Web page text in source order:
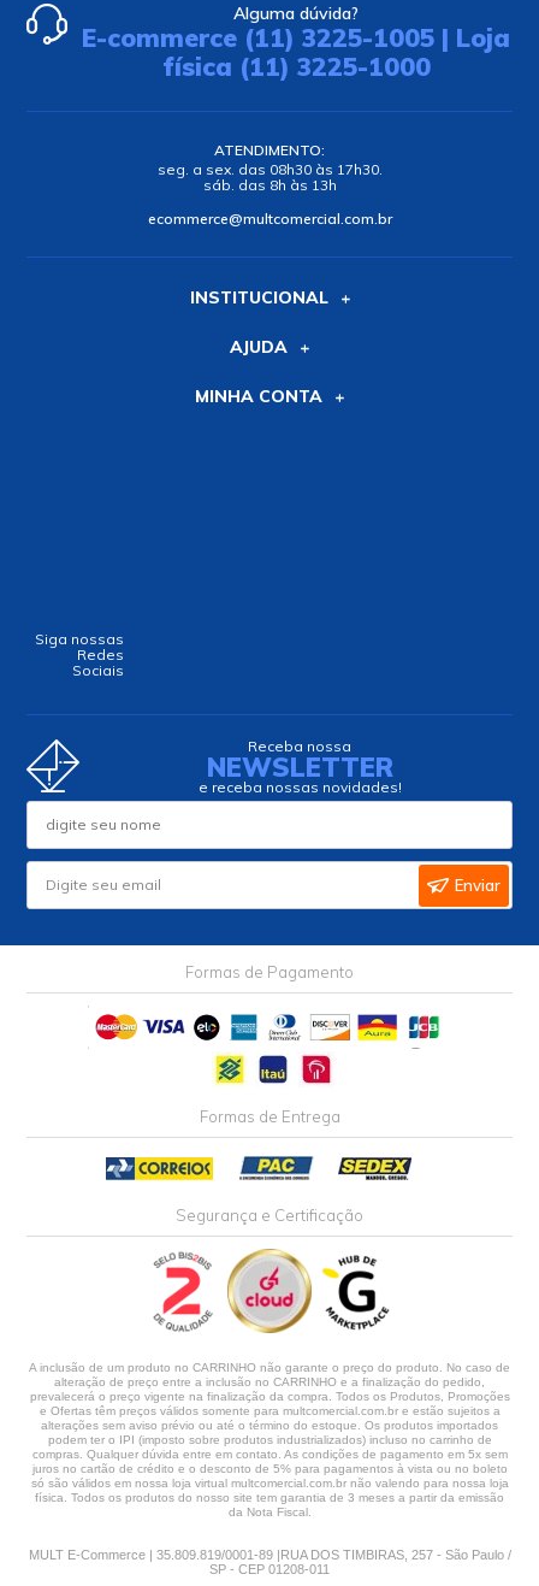
Alguma dúvida?
E-commerce (11) 3225-1005 | Loja
física (11) 3225-1000
ATENDIMENTO:
seg. a sex. das 08h30 às 17h30.
sáb. das 8h às 13h
ecommerce@multcomercial.com.br
INSTITUCIONAL
AJUDA
MINHA CONTA
Siga nossas
Redes
Sociais
Receba nossa
NEWSLETTER
e receba nossas novidades!
Enviar
Formas de Pagamento
Formas de Entrega
Segurança e Certificação
A inclusão de um produto no CARRINHO não garante o preço do produto. No caso de
alteração de preço entre a inclusão no CARRINHO e a finalização do pedido,
prevalecerá o preço vigente na finalização da compra. Todos os Produtos, Promoções
e Ofertas têm preços válidos somente para multcomercial.com.br e estão sujeitos a
alterações sem aviso prévio ou até o término do estoque. Os produtos importados
podem ter o IPI (imposto sobre produtos industrializados) incluso no carrinho de
compras. Qualquer dúvida entre em contato. As condições de pagamento em 5x sem
juros no cartão de crédito e o desconto de 5% para pagamentos à vista ou no boleto
só são válidos em nossa loja virtual multcomercial.com.br não valendo para nossa loja
física. Todos os produtos do nosso site tem garantia de 3 meses a partir da emissão
da Nota Fiscal.
MULT E-Commerce | 35.809.819/0001-89 |RUA DOS TIMBIRAS, 257 - São Paulo /
SP - CEP 01208-011